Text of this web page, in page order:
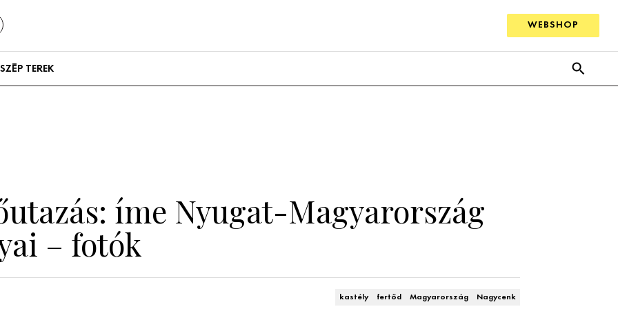
WEBSHOP
SZÉP TEREK
íme Nyugat-Magyarország
– fotók
kastély fertőd Magyarország Nagycenk